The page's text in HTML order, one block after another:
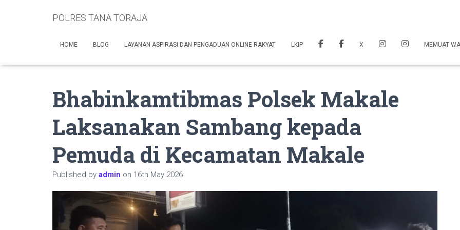
POLRES TANA TORAJA
HOME BLOG LAYANAN ASPIRASI DAN PENGADUAN ONLINE RAKYAT LKIP X MEMUAT
Bhabinkamtibmas Polsek Makale
Laksanakan Sambang kepada
Pemuda di Kecamatan Makale
Published by admin on 16th May 2026